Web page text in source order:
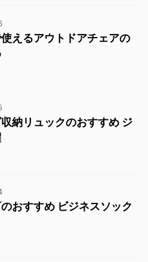
えるアウトドアチェアの
納リュックのおすすめ ジ
おすすめ ビジネスソック